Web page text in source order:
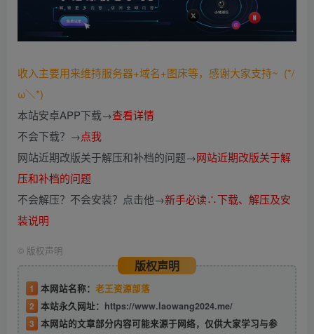
收入主要用来维持服务器+域名+图床等，感谢大家支持~ (*/
ω＼*)
本站安卓APP下载→查看详情
不会下载？→点我
网站近期改版关于解压和补档的问题→网站近期改版关于解
压和补档的问题
不会解压？不会安装？点击他→新手必读∴下载、解压及安
装说明
© 版权声明
版权声明
1 本网站名称： 老王资源部落
2 本站永久网址： https://www.laowang2024.me/
3 本网站的文章部分内容可能来源于网络，仅供大家学习与参